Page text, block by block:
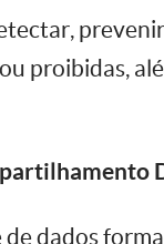
proibidas,
de dados